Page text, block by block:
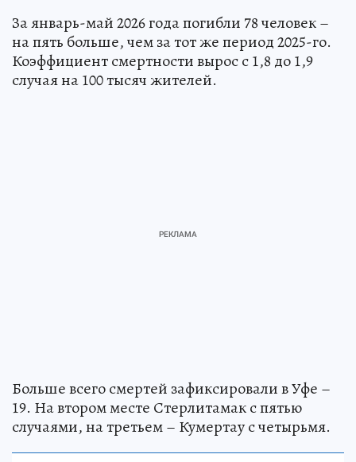
За январь-май 2026 года погибли 78 человек –
на пять больше, чем за тот же период 2025-го.
Коэффициент смертности вырос с 1,8 до 1,9
случая на 100 тысяч жителей.
Больше всего смертей зафиксировали в Уфе –
19. На втором месте Стерлитамак с пятью
случаями, на третьем – Кумертау с четырьмя.